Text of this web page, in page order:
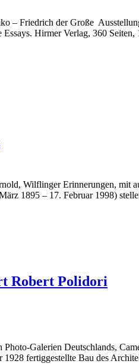
Friedrich der Große
Hirmer Verlag, 360
Wilflinger Erinnerungen, mit
1895 – 17. Februar 1998)
Robert Polidori
Galerien Deutschlands,
fertiggestellte Bau des